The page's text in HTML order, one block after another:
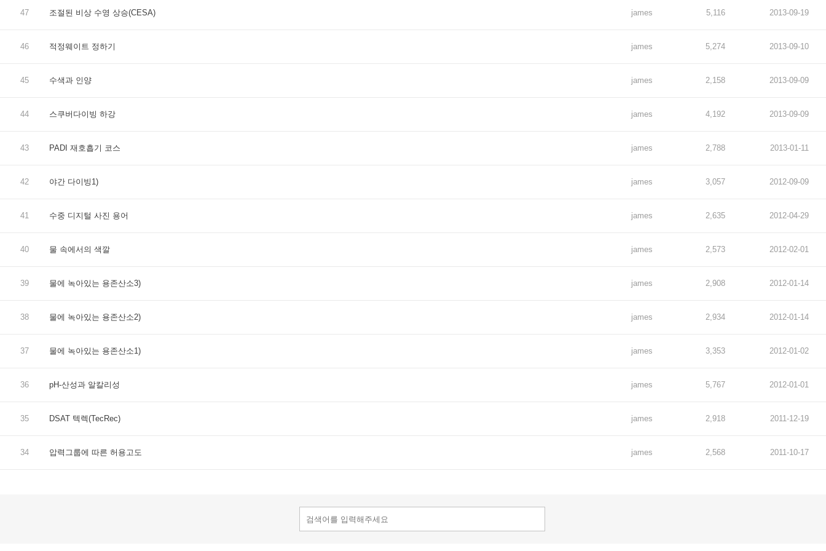
47 조절된 비상 수영 상승(CESA) james 5,116 2013-09-19
46 적정웨이트 정하기 james 5,274 2013-09-10
45 수색과 인양 james 2,158 2013-09-09
44 스쿠버다이빙 하강 james 4,192 2013-09-09
43 PADI 재호흡기 코스 james 2,788 2013-01-11
42 야간 다이빙1) james 3,057 2012-09-09
41 수중 디지털 사진 용어 james 2,635 2012-04-29
40 물 속에서의 색깔 james 2,573 2012-02-01
39 물에 녹아있는 용존산소3) james 2,908 2012-01-14
38 물에 녹아있는 용존산소2) james 2,934 2012-01-14
37 물에 녹아있는 용존산소1) james 3,353 2012-01-02
36 pH-산성과 알칼리성 james 5,767 2012-01-01
35 DSAT 텍렉(TecRec) james 2,918 2011-12-19
34 압력그룹에 따른 허용고도 james 2,568 2011-10-17